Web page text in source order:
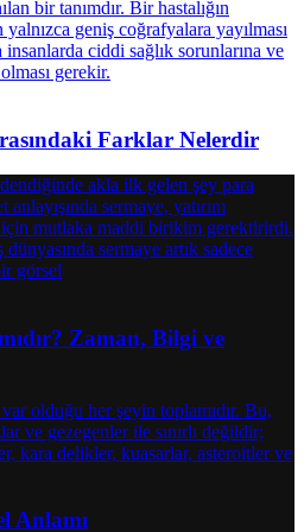
Farklar Nelerdir
Zaman, Bilgi ve
Anlamı